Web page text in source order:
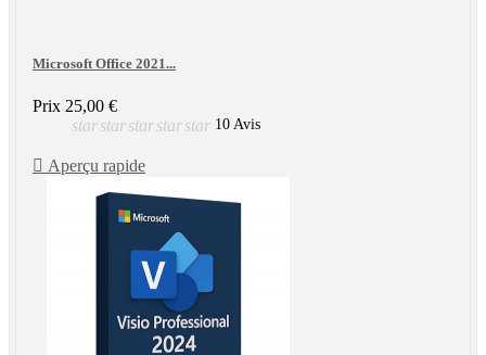
Microsoft Office 2021...
Prix 25,00 €
starstarstarstarstar 10 Avis
 Aperçu rapide